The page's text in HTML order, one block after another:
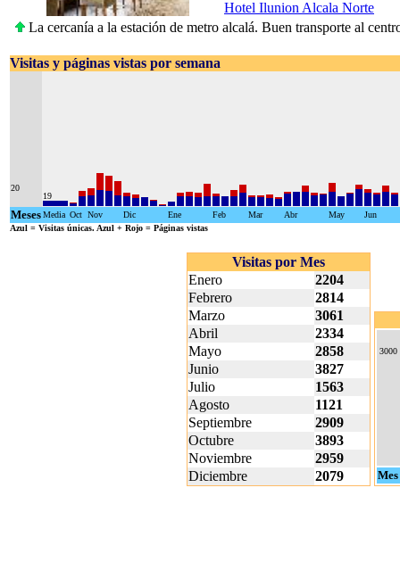
Hotel Ilunion Alcala Norte
La cercanía a la estación de metro alcalá. Buen transporte al
Visitas y páginas vistas por semana
20
19
MesesMedia Oct Nov Dic Ene Feb Mar Abr May
Jun
Azul = Visitas únicas. Azul + Rojo = Páginas vistas
Visitas por Mes
Enero
2204
Febrero
2814
Marzo
3061
Abril
2334
Mayo
2858
Junio
3827
Julio
1563
Agosto
1121
Septiembre
2909
Octubre
3893
Noviembre
2959
Diciembre
2079
3000
Mes